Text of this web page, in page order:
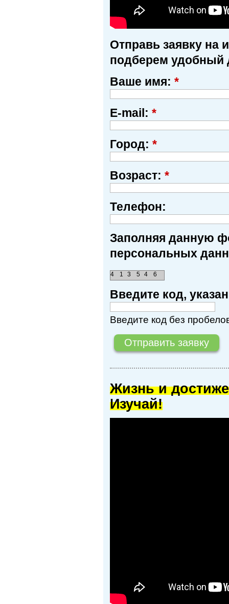
Отправь заявку на
подберем удобный
Ваше имя: *
E-mail: *
Город: *
Возраст: *
Телефон:
Заполняя данную
персональных
1 3
4 5 6
4
Введите код,
Введите код без
Жизнь и
Изучай!